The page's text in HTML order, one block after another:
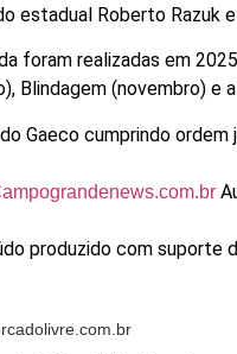
estadual Roberto Razuk
foram realizadas em
Blindagem (novembro) e
Gaeco cumprindo
produzido com suporte